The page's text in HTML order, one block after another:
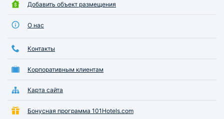
Добавить объект размещения
О нас
Контакты
Корпоративным клиентам
Карта сайта
Бонусная программа 101Hotels.com